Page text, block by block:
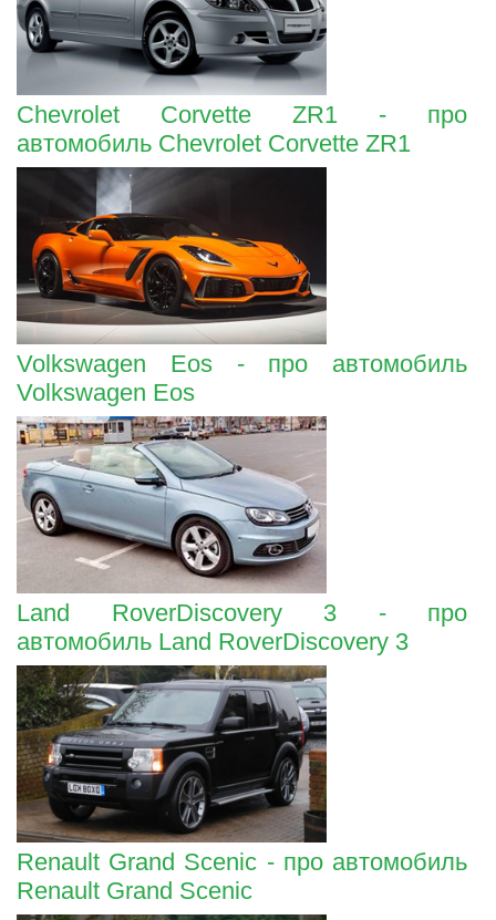
Chevrolet Corvette ZR1 - про
автомобиль Chevrolet Corvette ZR1
Volkswagen Eos - про автомобиль
Volkswagen Eos
Land RoverDiscovery 3 - про
автомобиль Land RoverDiscovery 3
Renault Grand Scenic - про автомобиль
Renault Grand Scenic